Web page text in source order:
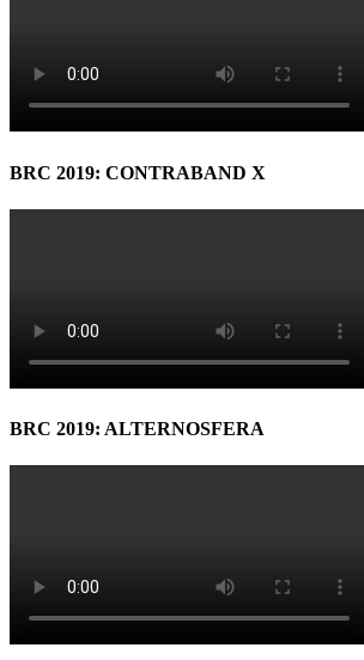
BRC 2019: CONTRABAND X
BRC 2019: ALTERNOSFERA